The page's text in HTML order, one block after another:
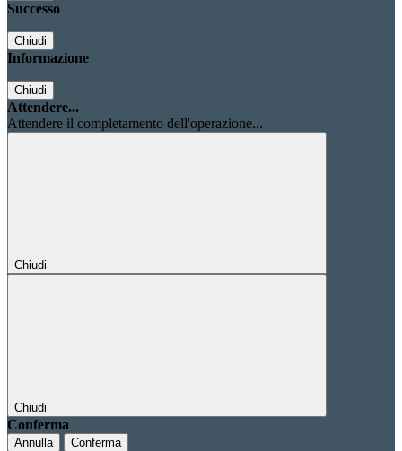
Successo
Chiudi
Informazione
Chiudi
Attendere...
Attendere il completamento dell'operazione...
Chiudi
Chiudi
Conferma
Annulla Conferma